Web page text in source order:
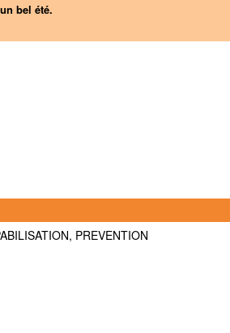
bel été.
PREVENTION